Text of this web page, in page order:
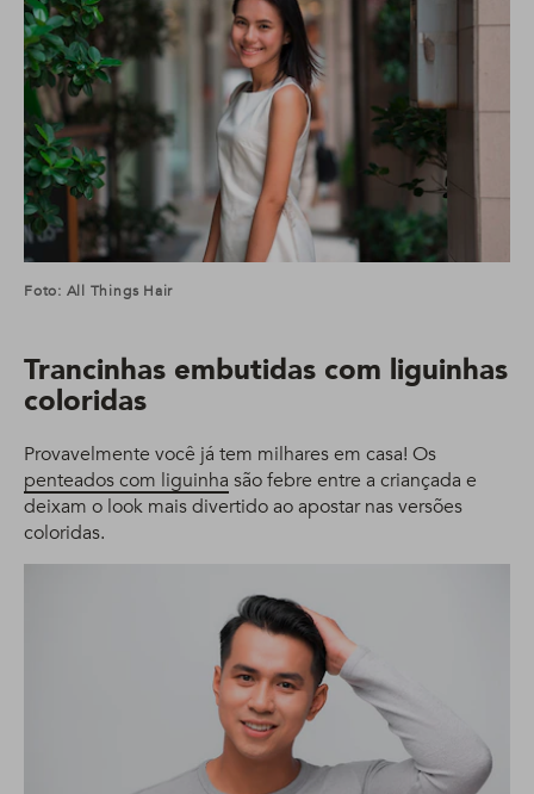
Foto: All Things Hair
Trancinhas embutidas com liguinhas
coloridas
Provavelmente você já tem milhares em casa! Os
penteados com liguinha são febre entre a criançada e
deixam o look mais divertido ao apostar nas versões
coloridas.